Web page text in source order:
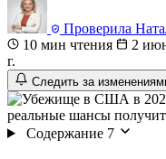
Проверила
10 мин чтения
2
г.
Следить за
Содержание 7